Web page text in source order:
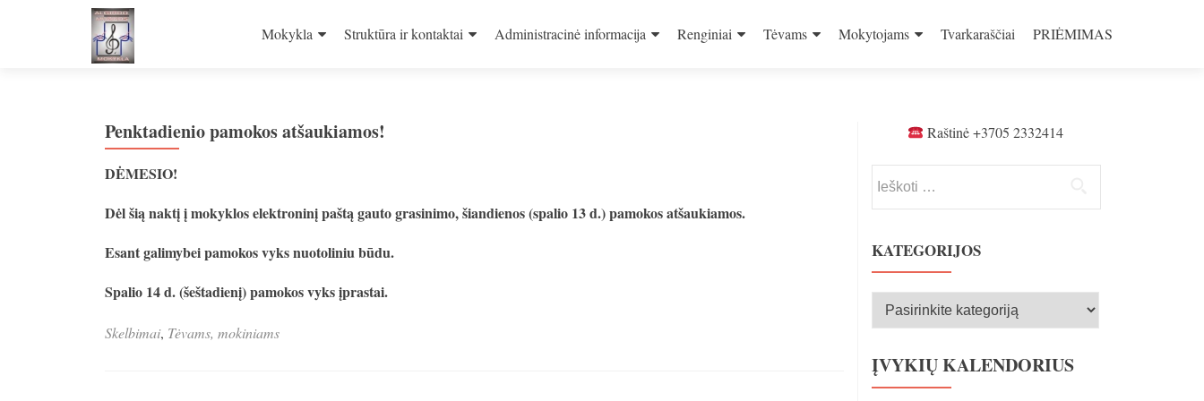
to
Mokykla Struktūra ir kontaktai Administracinė informacija Renginiai Tėvams Mokytojams Tvarkaraščiai PRIĖMIMAS
Penktadienio pamokos atšaukiamos!
DĖMESIO!
Dėl šią naktį į mokyklos elektroninį paštą gauto grasinimo, šiandienos (spalio 13 d.) pamokos atšaukiamos.
Esant galimybei pamokos vyks nuotoliniu būdu.
Spalio 14 d. (šeštadienį) pamokos vyks įprastai.
Skelbimai, Tėvams, mokiniams
Raštinė +3705 2332414
KATEGORIJOS
Kategorijos
ĮVYKIŲ KALENDORIUS